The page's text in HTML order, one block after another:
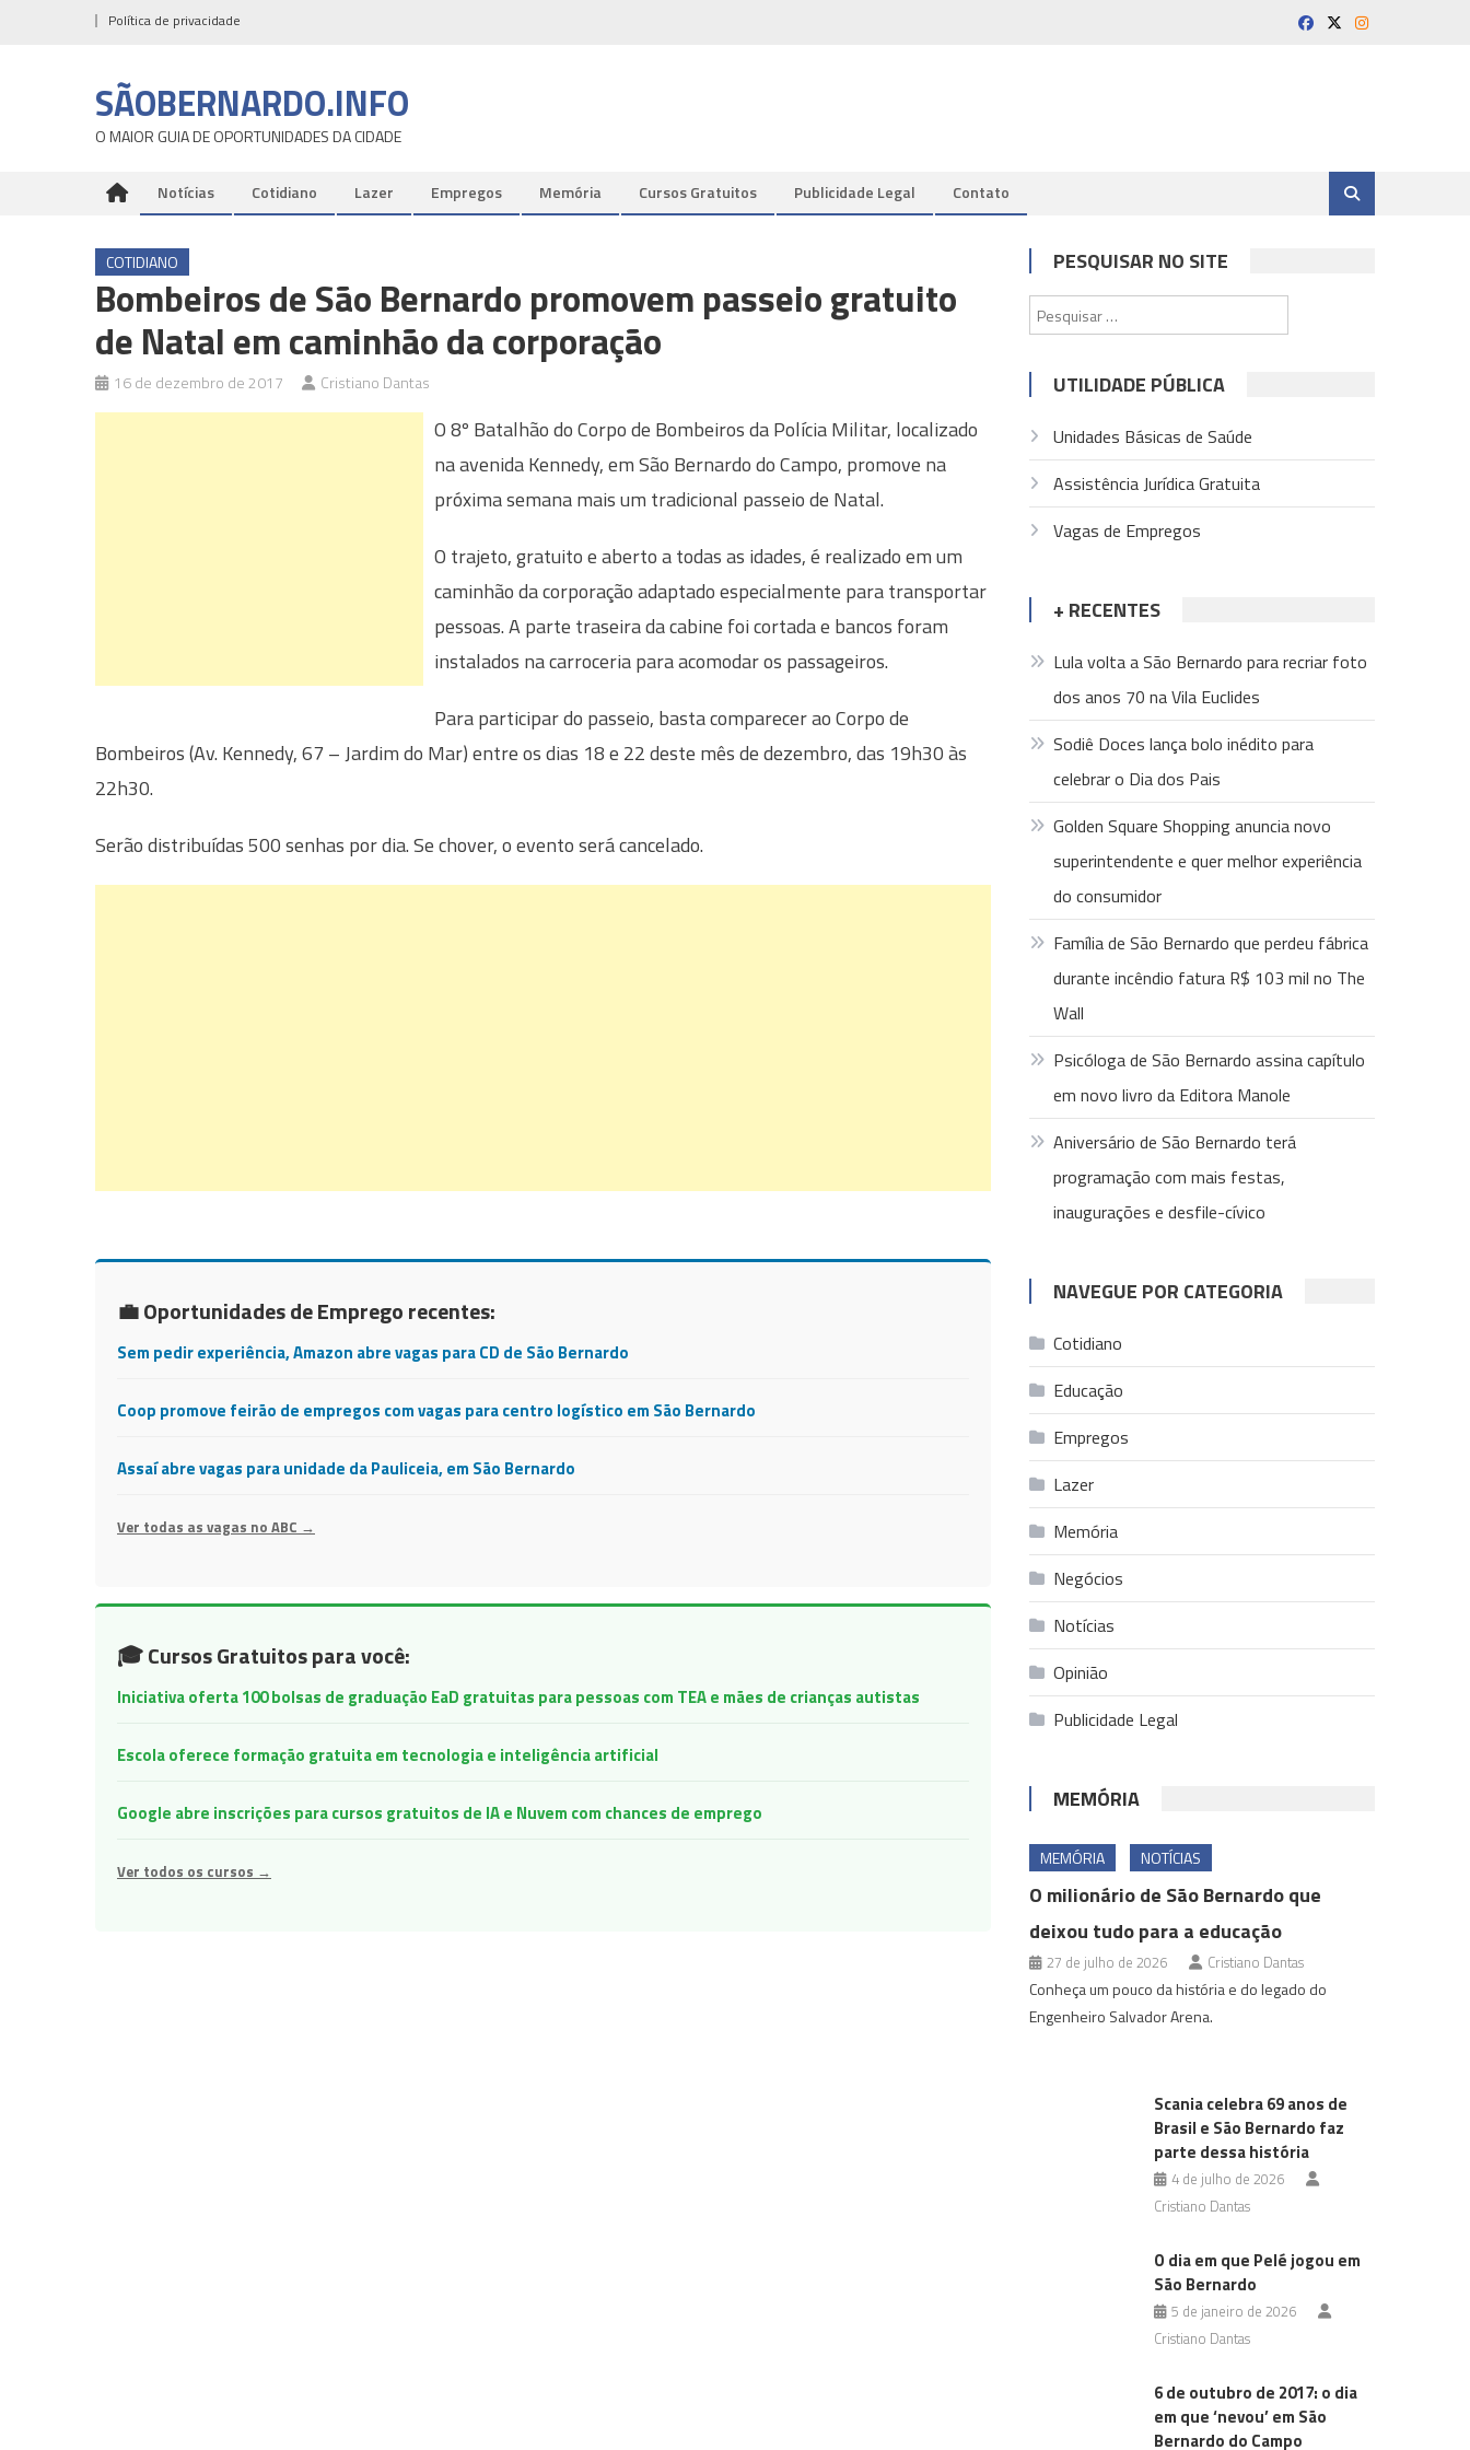
Política de privacidade
SÃOBERNARDO.INFO
O MAIOR GUIA DE OPORTUNIDADES DA CIDADE
Notícias Cotidiano Lazer Empregos Memória Cursos Gratuitos Publicidade Legal Contato
COTIDIANO
Bombeiros de São Bernardo promovem passeio gratuito
de Natal em caminhão da corporação
16 de dezembro de 2017 Cristiano Dantas
O 8º Batalhão do Corpo de Bombeiros da Polícia Militar, localizado
na avenida Kennedy, em São Bernardo do Campo, promove na
próxima semana mais um tradicional passeio de Natal.
O trajeto, gratuito e aberto a todas as idades, é realizado em um
caminhão da corporação adaptado especialmente para transportar
pessoas. A parte traseira da cabine foi cortada e bancos foram
instalados na carroceria para acomodar os passageiros.
Para participar do passeio, basta comparecer ao Corpo de
Bombeiros (Av. Kennedy, 67 – Jardim do Mar) entre os dias 18 e 22 deste mês de dezembro, das 19h30 às
22h30.
Serão distribuídas 500 senhas por dia. Se chover, o evento será cancelado.
💼 Oportunidades de Emprego recentes:
Sem pedir experiência, Amazon abre vagas para CD de São Bernardo
Coop promove feirão de empregos com vagas para centro logístico em São Bernardo
Assaí abre vagas para unidade da Pauliceia, em São Bernardo
Ver todas as vagas no ABC →
🎓 Cursos Gratuitos para você:
Iniciativa oferta 100 bolsas de graduação EaD gratuitas para pessoas com TEA e mães de crianças autistas
Escola oferece formação gratuita em tecnologia e inteligência artificial
Google abre inscrições para cursos gratuitos de IA e Nuvem com chances de emprego
Ver todos os cursos →
PESQUISAR NO SITE
por:
UTILIDADE PÚBLICA
Unidades Básicas de Saúde
Assistência Jurídica Gratuita
Vagas de Empregos
+ RECENTES
Lula volta a São Bernardo para recriar foto
dos anos 70 na Vila Euclides
Sodiê Doces lança bolo inédito para
celebrar o Dia dos Pais
Golden Square Shopping anuncia novo
superintendente e quer melhor experiência
do consumidor
Família de São Bernardo que perdeu fábrica
durante incêndio fatura R$ 103 mil no The
Wall
Psicóloga de São Bernardo assina capítulo
em novo livro da Editora Manole
Aniversário de São Bernardo terá
programação com mais festas,
inaugurações e desfile-cívico
NAVEGUE POR CATEGORIA
Cotidiano
Educação
Empregos
Lazer
Memória
Negócios
Notícias
Opinião
Publicidade Legal
MEMÓRIA
MEMÓRIA NOTÍCIAS
O milionário de São Bernardo que
deixou tudo para a educação
27 de julho de 2026 Cristiano Dantas
Conheça um pouco da história e do legado do
Engenheiro Salvador Arena.
Scania celebra 69 anos de
Brasil e São Bernardo faz
parte dessa história
4 de julho de 2026
Cristiano Dantas
O dia em que Pelé jogou em
São Bernardo
5 de janeiro de 2026
Cristiano Dantas
6 de outubro de 2017: o dia
em que ‘nevou’ em São
Bernardo do Campo